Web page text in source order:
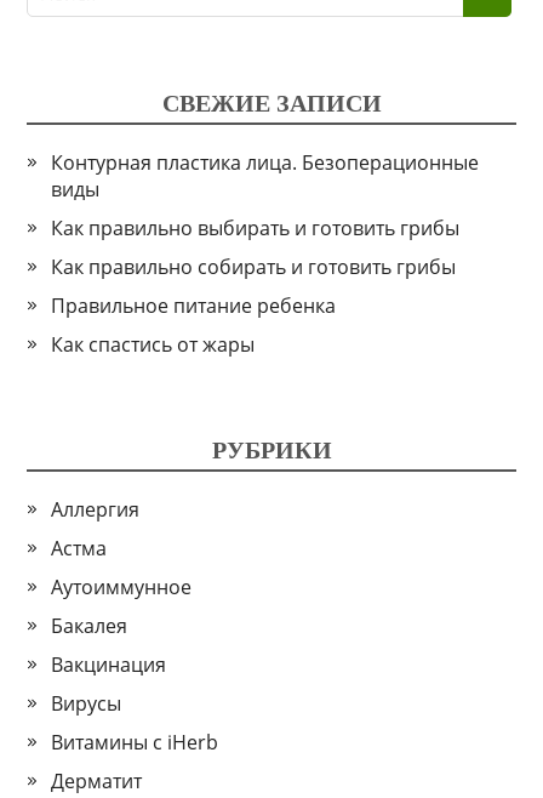
СВЕЖИЕ ЗАПИСИ
Контурная пластика лица. Безоперационные
виды
Как правильно выбирать и готовить грибы
Как правильно собирать и готовить грибы
Правильное питание ребенка
Как спастись от жары
РУБРИКИ
Аллергия
Астма
Аутоиммунное
Бакалея
Вакцинация
Вирусы
Витамины с iHerb
Дерматит